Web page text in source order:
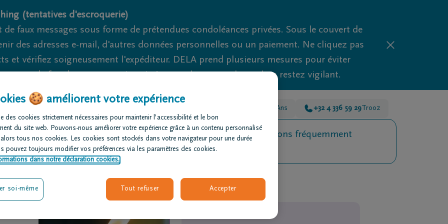
(tentatives d'escroquerie)
faux messages sous forme de prétendues condoléances privées. Sous le couvert de
des adresses e-mail, d'autres données personnelles ou un paiement. Ne cliquez pas
et vérifiez soigneusement l'expéditeur. DELA prend plusieurs mesures pour éviter
et de fraude ne peuvent jamais être totalement exclues, alors restez vigilant.
Ans +32 4 336 59 29 Trooz
des
Avis de
décès
Nos centres
funéraires
Questions fréquemment
🍪 améliorent votre expérience
des cookies strictement nécessaires pour maintenir l’accessibilité et le bon
du site web. Pouvons-nous améliorer votre expérience grâce à un contenu personnalisé
alors tous nos cookies. Les cookies sont stockés dans votre navigateur pour une durée
pouvez toujours modifier vos préférences via les paramètres des cookies.
dans notre déclaration cookies.
Tout refuser Accepter
soi-même